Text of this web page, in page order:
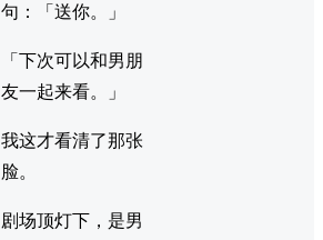
句：「送你。」
「下次可以和男朋
友一起来看。」
我这才看清了那张
脸。
剧场顶灯下，是男